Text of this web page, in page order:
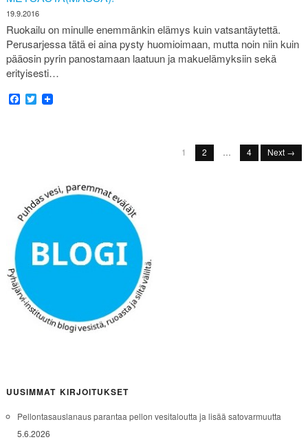
19.9.2016
Ruokailu on minulle enemmänkin elämys kuin vatsantäytettä.
Perusarjessa tätä ei aina pysty huomioimaan, mutta noin niin kuin
pääosin pyrin panostamaan laatuun ja makuelämyksiin sekä
erityisesti…
Facebook
Twitter
1 2 … 4 Next →
UUSIMMAT KIRJOITUKSET
Pellontasauslanaus parantaa pellon vesitaloutta ja lisää satovarmuutta
5.6.2026